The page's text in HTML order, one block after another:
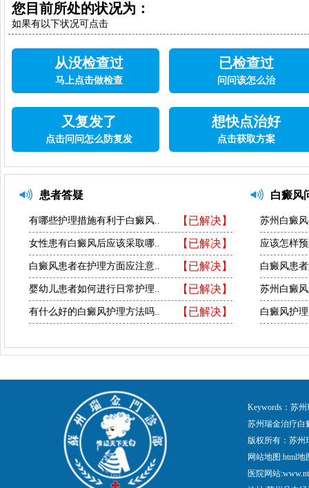
您目前所处的状况为：
如果有以下状况可点击
从没检查过
马上点击做检查
已检查过
问问该怎么治
又复发了
点击问问怎么防复发
想快点治好
点击获取方案
患者答疑
【已解决】
有哪些护理措施有利于白癜风..
【已解决】
女性患有白癜风后应该采取哪..
【已解决】
白癜风患者在护理方面应注意..
【已解决】
婴幼儿患者如何进行日常护理..
【已解决】
有什么好的白癜风护理方法吗..
白癜风
苏州白癜
应该怎样
白癜风患
苏州白癜
白癜风护
Keywords：苏
苏州瑞金治疗白
版权所有：苏
网站地图:html地
医院网站